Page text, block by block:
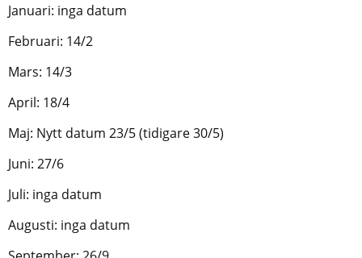
Januari: inga datum
Februari: 14/2
Mars: 14/3
April: 18/4
Maj: Nytt datum 23/5 (tidigare 30/5)
Juni: 27/6
Juli: inga datum
Augusti: inga datum